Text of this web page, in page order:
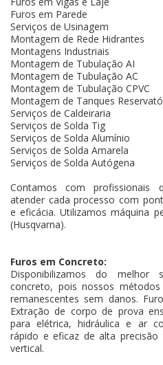
Furos em Parede
Serviços de Usinagem
Montagem de Rede Hidrantes
Montagens Industriais
Montagem de Tubulação AI
Montagem de Tubulação AC
Montagem de Tubulação CPVC
Montagem de Tanques
Serviços de Caldeiraria
Serviços de Solda Tig
Serviços de Solda Alumínio
Serviços de Solda Amarela
Serviços de Solda Autógena
Contamos com profissionais
atender cada processo com
e eficácia. Utilizamos máquina
(Husqvarna).
Furos em Concreto:
Disponibilizamos do melhor
concreto, pois nossos
remanescentes sem danos.
Extração de corpo de prova
para elétrica, hidráulica e ar
rápido e eficaz de alta
vertical.